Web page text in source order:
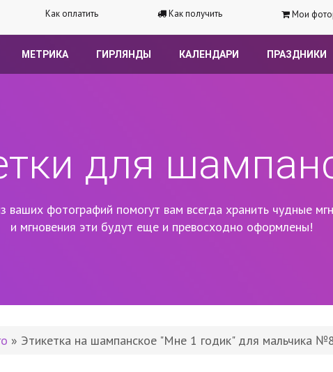
Как оплатить Как получить Мои
МЕТРИКА ГИРЛЯНДЫ КАЛЕНДАРИ ПРАЗДНИКИ
для
ваших фотографий помогут вам всегда хранить чудные
и мгновения эти будут еще и превосходно оформлены!
» Этикетка на шампанское "Мне 1 годик" для мальчика